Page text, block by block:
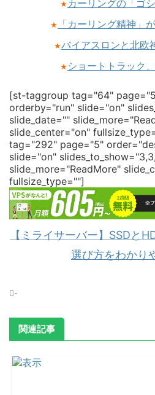
★ カーリングの「ゴ
★ 「カーリング精神」
★バイアスロンと北欧
★ ショートトラック
[st-taggroup tag="64"
orderby="run" slide="on"
slide_date=""
slide_center="on"
tag="292" page="5"
slide="on"
slide_more="ReadMore"
fullsize_type=""]
【ミライサーバー】SSDと
選び方をわかり
-
関連記事